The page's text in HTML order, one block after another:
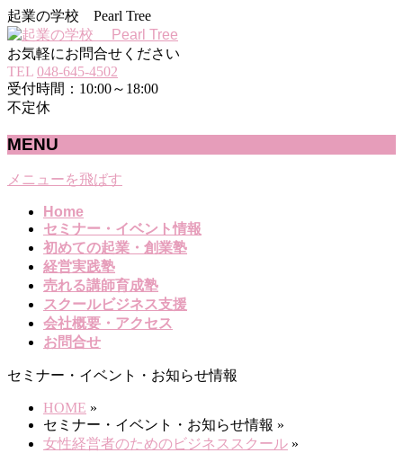
起業の学校 Pearl Tree
お気軽にお問合せください
TEL 048-645-4502
受付時間：10:00～18:00
不定休
MENU
メニューを飛ばす
Home
セミナー・イベント情報
初めての起業・創業塾
経営実践塾
売れる講師育成塾
スクールビジネス支援
会社概要・アクセス
お問合せ
セミナー・イベント・お知らせ情報
HOME »
セミナー・イベント・お知らせ情報 »
女性経営者のためのビジネススクール »